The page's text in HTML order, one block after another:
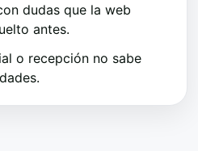
dudas que la web
antes.
o recepción no sabe